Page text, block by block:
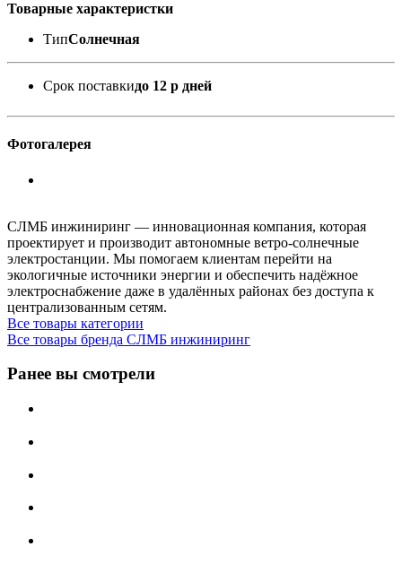
Товарные характеристки
ТипСолнечная
Срок поставкидо 12 р дней
Фотогалерея
СЛМБ инжиниринг — инновационная компания, которая
проектирует и производит автономные ветро‑солнечные
электростанции. Мы помогаем клиентам перейти на
экологичные источники энергии и обеспечить надёжное
электроснабжение даже в удалённых районах без доступа к
централизованным сетям.
Все товары категории
Все товары бренда СЛМБ инжиниринг
Ранее вы смотрели